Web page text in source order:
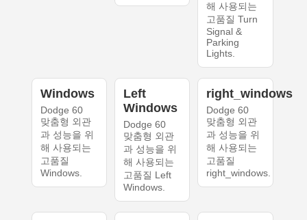
해 사용되는
고품질 Turn
Signal &
Parking
Lights.
Windows
Dodge 60
맞춤형 외관
과 성능을 위
해 사용되는
고품질
Windows.
Left
Windows
Dodge 60
맞춤형 외관
과 성능을 위
해 사용되는
고품질 Left
Windows.
right_windows
Dodge 60
맞춤형 외관
과 성능을 위
해 사용되는
고품질
right_windows.